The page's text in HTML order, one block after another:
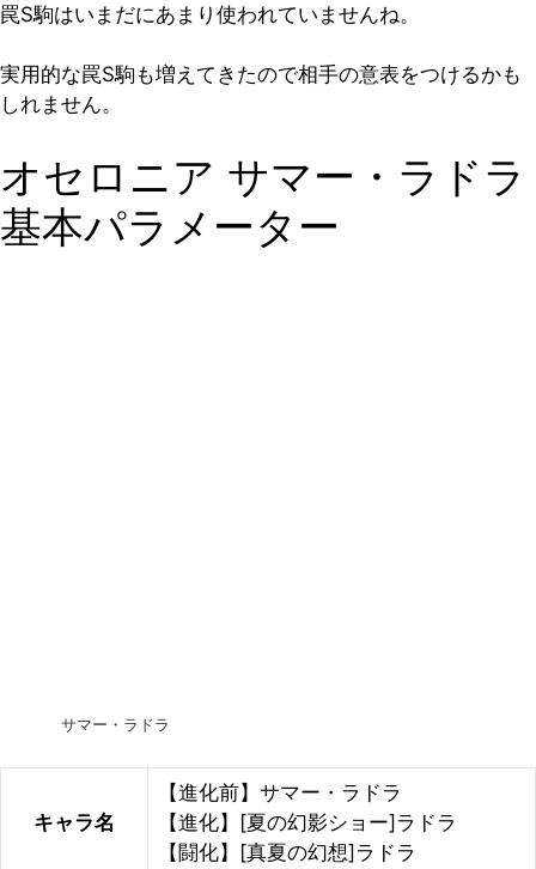
罠S駒はいまだにあまり使われていませんね。
実用的な罠S駒も増えてきたので相手の意表をつけるかも
しれません。
オセロニア サマー・ラドラ
基本パラメーター
サマー・ラドラ
キャラ名
【進化前】サマー・ラドラ
【進化】[夏の幻影ショー]ラドラ
【闘化】[真夏の幻想]ラドラ